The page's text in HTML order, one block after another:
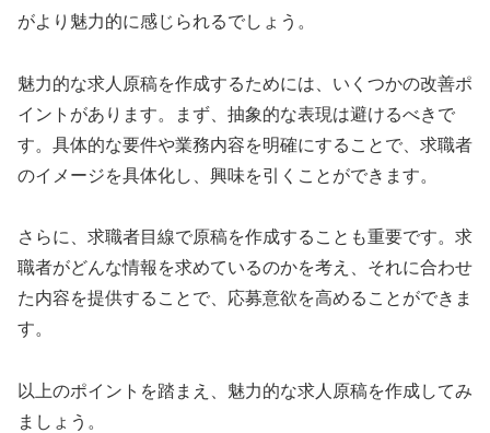
がより魅力的に感じられるでしょう。
魅力的な求人原稿を作成するためには、いくつかの改善ポ
イントがあります。まず、抽象的な表現は避けるべきで
す。具体的な要件や業務内容を明確にすることで、求職者
のイメージを具体化し、興味を引くことができます。
さらに、求職者目線で原稿を作成することも重要です。求
職者がどんな情報を求めているのかを考え、それに合わせ
た内容を提供することで、応募意欲を高めることができま
す。
以上のポイントを踏まえ、魅力的な求人原稿を作成してみ
ましょう。